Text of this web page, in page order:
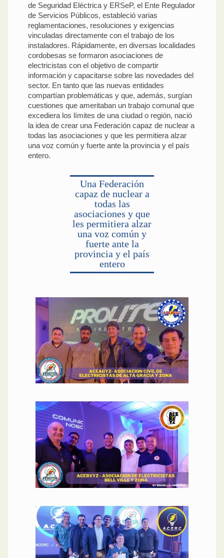
de Seguridad Eléctrica y ERSeP, el Ente Regulador
de Servicios Públicos, estableció varias
reglamentaciones, resoluciones y exigencias
vinculadas directamente con el trabajo de los
instaladores. Rápidamente, en diversas localidades
cordobesas se formaron asociaciones de
electricistas con el objetivo de compartir
información y capacitarse sobre las novedades del
sector. En tanto que las nuevas entidades
compartían problemáticas y que, además, surgían
cuestiones que ameritaban un trabajo comunal que
excediera los límites de una ciudad o región, nació
la idea de crear una Federación capaz de nuclear a
todas las asociaciones y que les permitiera alzar
una voz común y fuerte ante la provincia y el país
entero.
Una Federación
capaz de nuclear a
todas las
asociaciones y que
les permitiera alzar
una voz común y
fuerte ante la
provincia y el país
entero